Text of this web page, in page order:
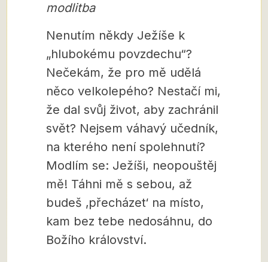
modlitba
Nenutím někdy Ježíše k
„hlubokému povzdechu“?
Nečekám, že pro mě udělá
něco velkolepého? Nestačí mi,
že dal svůj život, aby zachránil
svět? Nejsem váhavý učedník,
na kterého není spolehnutí?
Modlím se: Ježíši, neopouštěj
mě! Táhni mě s sebou, až
budeš ‚přecházet‘ na místo,
kam bez tebe nedosáhnu, do
Božího království.